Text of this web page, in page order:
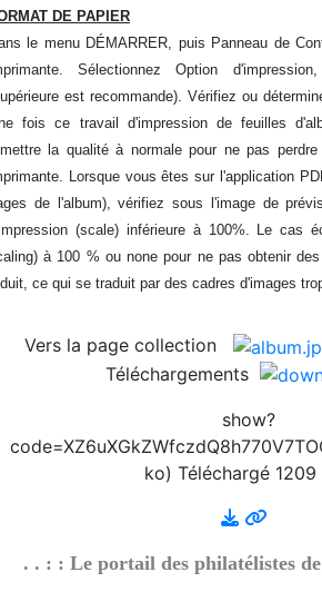
2026/08/01 :
en 3D - Um Al Qiwain -
2026/08/01 :Album -
en 3D - Um Al Qiwain -
2026/08/01 :Album -
en 3D - Um Al Qiwain -
2026/08/01 :Album -
en 3D - Um Al Qiwain -
2026/08/01 :Album -
en 3D - Um Al Qiwain -
2026/08/01 :Album -
2026/08/01 : Album -
en 3D - Um Al Qiwain -
en 3D - Um Al Qiwain -
2026/08/01 :Album -
en 3D - Um Al Qiwain -
Album -
en 3D - Corée du Nord -
2026/08/01 :Album -
DE PAPIER
le menu DÉMARRER, puis Panneau de
Sélectionnez Option
est recommande). Vérifiez ou
fois ce travail d'impression de feuilles
la qualité à normale pour ne pas
Lorsque vous êtes sur l'application
de l'album), vérifiez sous l'image de
(scale) inférieure à 100%. Le cas
à 100 % ou none pour ne pas obtenir
ce qui se traduit par des cadres d'images
Vers la page collection
Téléchargements
show?
ko) Téléchargé
. . : : Le portail des philatélistes